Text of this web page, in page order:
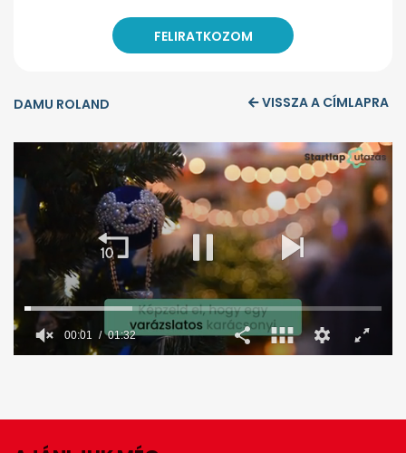
DAMU ROLAND VISSZA A CÍMLAPRA
minute,
seconds
00:02 01:32